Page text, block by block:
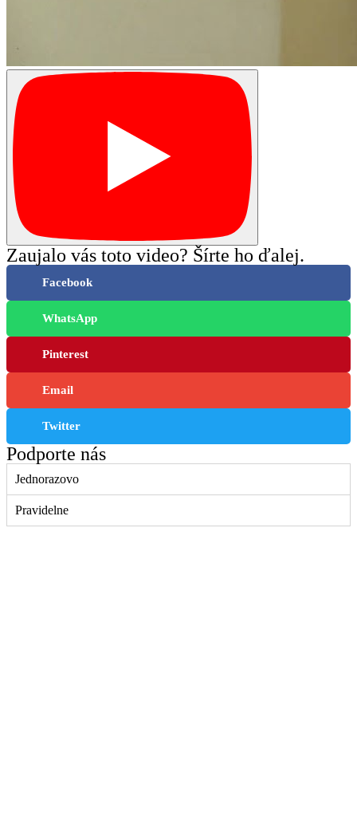
Zaujalo vás toto video? Šírte ho ďalej.
Facebook
WhatsApp
Pinterest
Email
Twitter
Podporte nás
Jednorazovo
Pravidelne